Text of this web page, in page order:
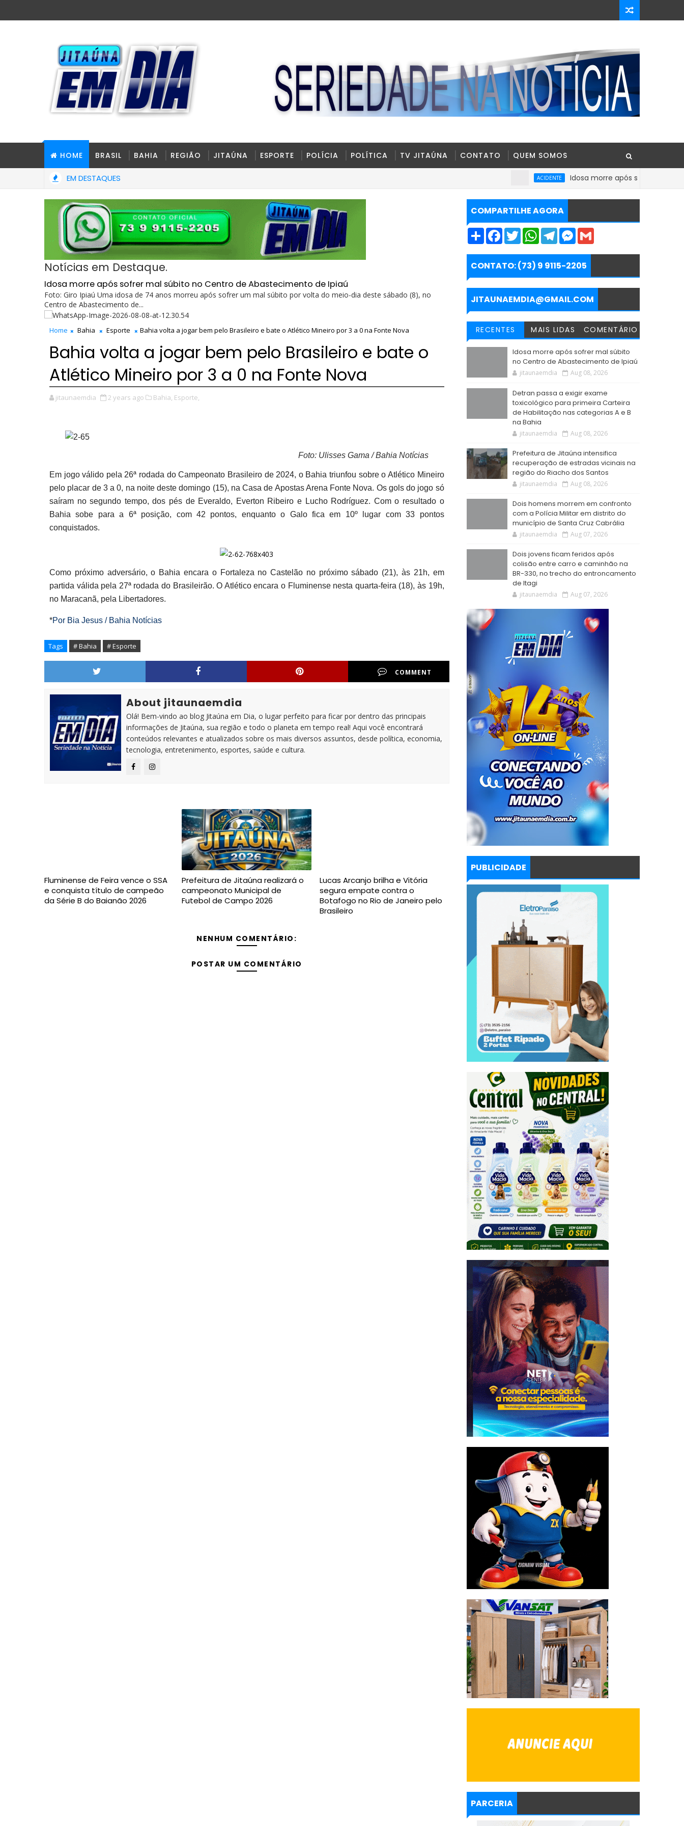
HOME BRASIL BAHIA REGIÃO JITAÚNA ESPORTE POLÍCIA POLÍTICA TV JITAÚNA CONTATO QUEM SOMOS
EM DESTAQUES Idosa morre após sofrer mal súbito no
Notícias em Destaque.
Idosa morre após sofrer mal súbito no Centro de Abastecimento de Ipiaú
Foto: Giro Ipiaú Uma idosa de 74 anos morreu após sofrer um mal súbito por volta do meio-dia deste sábado (8), no
Centro de Abastecimento de...
Home Bahia Esporte Bahia volta a jogar bem pelo Brasileiro e bate o Atlético Mineiro por 3 a 0 na Fonte Nova
Bahia volta a jogar bem pelo Brasileiro e bate o
Atlético Mineiro por 3 a 0 na Fonte Nova
jitaunaemdia 2 years ago Bahia, Esporte,
Foto: Ulisses Gama / Bahia Notícias
Em jogo válido pela 26ª rodada do Campeonato Brasileiro de 2024, o Bahia triunfou sobre o Atlético Mineiro
pelo placar de 3 a 0, na noite deste domingo (15), na Casa de Apostas Arena Fonte Nova. Os gols do jogo só
saíram no segundo tempo, dos pés de Everaldo, Everton Ribeiro e Lucho Rodríguez. Com o resultado o
Bahia sobe para a 6ª posição, com 42 pontos, enquanto o Galo fica em 10º lugar com 33 pontos
conquistados.
Como próximo adversário, o Bahia encara o Fortaleza no Castelão no próximo sábado (21), às 21h, em
partida válida pela 27ª rodada do Brasileirão. O Atlético encara o Fluminense nesta quarta-feira (18), às 19h,
no Maracanã, pela Libertadores.
*Por Bia Jesus / Bahia Notícias
Tags # Bahia # Esporte
COMMENT
About jitaunaemdia
Olá! Bem-vindo ao blog Jitaúna em Dia, o lugar perfeito para ficar por dentro das principais
informações de Jitaúna, sua região e todo o planeta em tempo real! Aqui você encontrará
conteúdos relevantes e atualizados sobre os mais diversos assuntos, desde política, economia,
tecnologia, entretenimento, esportes, saúde e cultura.
Fluminense de Feira vence o SSA
e conquista título de campeão
da Série B do Baianão 2026
Prefeitura de Jitaúna realizará o
campeonato Municipal de
Futebol de Campo 2026
Lucas Arcanjo brilha e Vitória
segura empate contra o
Botafogo no Rio de Janeiro pelo
Brasileiro
NENHUM COMENTÁRIO:
POSTAR UM COMENTÁRIO
COMPARTILHE AGORA
S
r
e
F
e
b
o
k
T
w
t
t
e
r
W
t
s
p
p
T
e
g
a
m
M
s
e
g
e
r
i
CONTATO: (73) 9 9115-2205
JITAUNAEMDIA@GMAIL.COM
RECENTES MAIS LIDAS COMENTÁRIO
Idosa morre após sofrer mal súbito
no Centro de Abastecimento de Ipiaú
jitaunaemdia Aug 08, 2026
Detran passa a exigir exame
toxicológico para primeira Carteira
de Habilitação nas categorias A e B
na Bahia
jitaunaemdia Aug 08, 2026
Prefeitura de Jitaúna intensifica
recuperação de estradas vicinais na
região do Riacho dos Santos
jitaunaemdia Aug 08, 2026
Dois homens morrem em confronto
com a Polícia Militar em distrito do
município de Santa Cruz Cabrália
jitaunaemdia Aug 07, 2026
Dois jovens ficam feridos após
colisão entre carro e caminhão na
BR-330, no trecho do entroncamento
de Itagi
jitaunaemdia Aug 07, 2026
PUBLICIDADE
PARCERIA